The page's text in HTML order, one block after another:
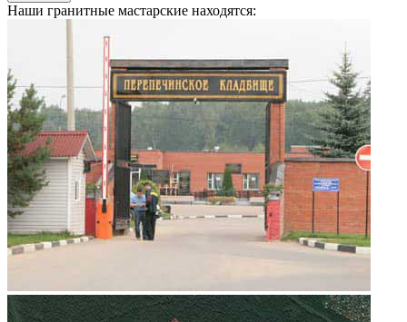
Наши гранитные мастарские находятся: